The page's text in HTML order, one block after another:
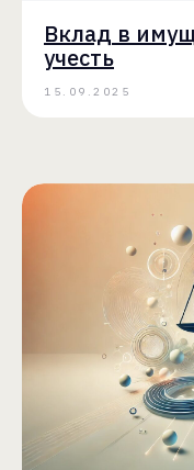
Вклад в
учесть
15.09.2025